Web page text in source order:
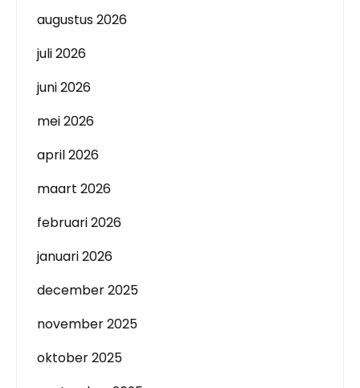
augustus 2026
juli 2026
juni 2026
mei 2026
april 2026
maart 2026
februari 2026
januari 2026
december 2025
november 2025
oktober 2025